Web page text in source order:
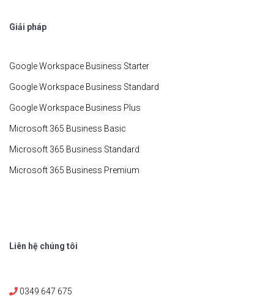
Giải pháp
Google Workspace Business Starter
Google Workspace Business Standard
Google Workspace Business Plus
Microsoft 365 Business Basic
Microsoft 365 Business Standard
Microsoft 365 Business Premium
Liên hệ chúng tôi
0349 647 675